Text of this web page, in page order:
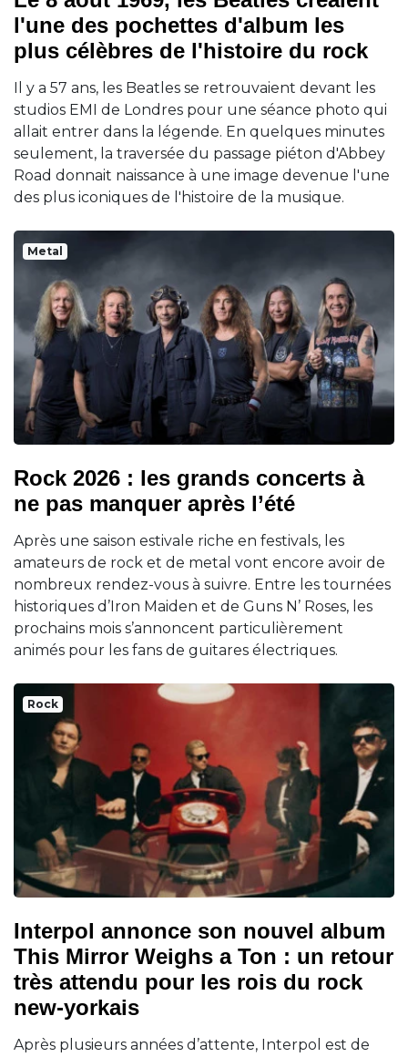
l'une des pochettes d'album les
plus célèbres de l'histoire du rock
Il y a 57 ans, les Beatles se retrouvaient devant les
studios EMI de Londres pour une séance photo qui
allait entrer dans la légende. En quelques minutes
seulement, la traversée du passage piéton d'Abbey
Road donnait naissance à une image devenue l'une
des plus iconiques de l'histoire de la musique.
Metal
Rock 2026 : les grands concerts à
ne pas manquer après l’été
Après une saison estivale riche en festivals, les
amateurs de rock et de metal vont encore avoir de
nombreux rendez-vous à suivre. Entre les tournées
historiques d’Iron Maiden et de Guns N’ Roses, les
prochains mois s’annoncent particulièrement
animés pour les fans de guitares électriques.
Rock
Interpol annonce son nouvel album
This Mirror Weighs a Ton : un retour
très attendu pour les rois du rock
new-yorkais
Après plusieurs années d’attente, Interpol est de